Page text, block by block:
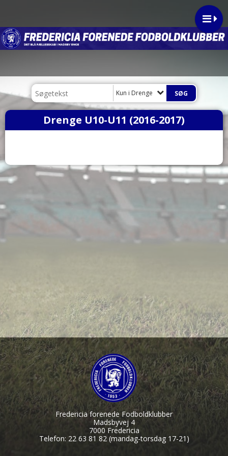
Kun i Drenge
Drenge U10-U11 (2016-2017)
Fredericia forenede Fodboldklubber
Madsbyvej 4
7000 Fredericia
Telefon: 22 63 81 82 (mandag-torsdag 17-21)